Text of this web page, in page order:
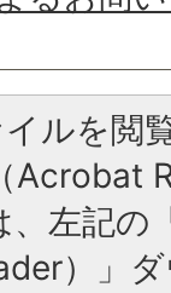
イルを閲
Acrobat
、左記の
）」